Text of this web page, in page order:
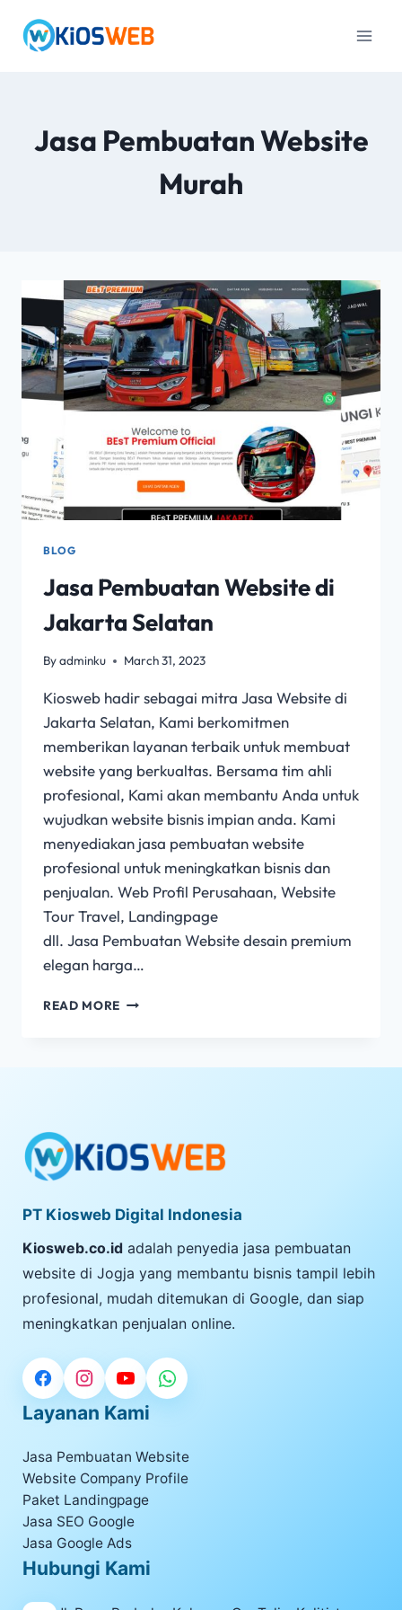
Jasa Pembuatan Website
Murah
BLOG
Jasa Pembuatan Website di
Jakarta Selatan
Byadminku March 31, 2023
Kiosweb hadir sebagai mitra Jasa Website di
Jakarta Selatan, Kami berkomitmen
memberikan layanan terbaik untuk membuat
website yang berkualtas. Bersama tim ahli
profesional, Kami akan membantu Anda untuk
wujudkan website bisnis impian anda. Kami
menyediakan jasa pembuatan website
profesional untuk meningkatkan bisnis dan
penjualan. Web Profil Perusahaan, Website
Tour Travel, Landingpage
dll. Jasa Pembuatan Website desain premium
elegan harga…
READ MORE
PT Kiosweb Digital Indonesia
Kiosweb.co.id adalah penyedia jasa pembuatan
website di Jogja yang membantu bisnis tampil lebih
profesional, mudah ditemukan di Google, dan siap
meningkatkan penjualan online.
Layanan Kami
Jasa Pembuatan Website
Website Company Profile
Paket Landingpage
Jasa SEO Google
Jasa Google Ads
Hubungi Kami